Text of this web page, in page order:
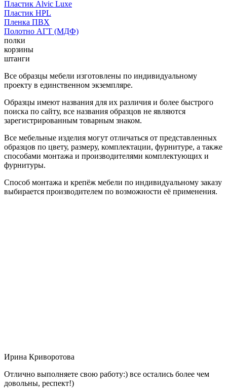
Пластик Alvic Luxe
Пластик HPL
Пленка ПВХ
Полотно АГТ (МДФ)
полки
корзины
штанги
Все образцы мебели изготовлены по индивидуальному
проекту в единственном экземпляре.
Образцы имеют названия для их различия и более быстрого
поиска по сайту, все названия образцов не являются
зарегистрированным товарным знаком.
Все мебельные изделия могут отличаться от представленных
образцов по цвету, размеру, комплектации, фурнитуре, а также
способами монтажа и производителями комплектующих и
фурнитуры.
Способ монтажа и крепёж мебели по индивидуальному заказу
выбирается производителем по возможности её применения.
Ирина Криворотова
Отлично выполняете свою работу:) все остались более чем
довольны, респект!)